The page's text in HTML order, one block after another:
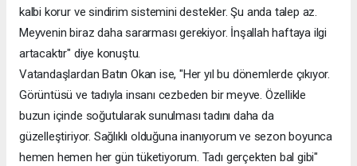
kalbi korur ve sindirim sistemini destekler. Şu anda talep az.
Meyvenin biraz daha sararması gerekiyor. İnşallah haftaya ilgi
artacaktır" diye konuştu.
Vatandaşlardan Batın Okan ise, "Her yıl bu dönemlerde çıkıyor.
Görüntüsü ve tadıyla insanı cezbeden bir meyve. Özellikle
buzun içinde soğutularak sunulması tadını daha da
güzelleştiriyor. Sağlıklı olduğuna inanıyorum ve sezon boyunca
hemen hemen her gün tüketiyorum. Tadı gerçekten bal gibi"